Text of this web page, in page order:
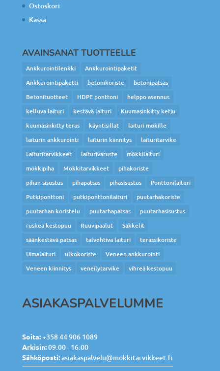
Ostoskori
Kassa
AVAINSANAT TUOTTEELLE
Ankkurointilenkki
Ankkurointipaketit
Ankkurointipaketti
betonikoriste
betonipatsas
Betonituotteet
HDPE ponttoni
helppo asennus
kelluva laituri
kestävä laituri
Kuumasinkitty ketju
kuumasinkitty teräs
käyntisillat
laituri mökille
laiturin ankkurointi
laiturin kiinnitys
laituritarvike
Laituritarvikkeet
laiturivaruste
mökkilaituri
mökkipiha
Mökkitarvikkeet
pihakoriste
pihan sisustus
pihapatsas pihasisustus
Ponttonilaituri
Putkiponttoni
putkiponttonilaituri
puutarhakoriste
puutarhan koristelu
puutarhapatsas
puutarhasisustus
ruskea kestopuu
Ruuvipaalut
Sakkelit
säänkestävä patsas
talvehtiva laituri
terassikoriste
Uimalaituri
ulkokoriste
Veneen ankkurointi
Veneen kiinnitys
veneilytarvike vihreä kestopuu
ASIAKASPALVELUMME
Soita:+358 44 906 1089
Arkisin:09:00 - 16:00
Sähköposti:asiakaspalvelu@mokkitarvikkeet.fi